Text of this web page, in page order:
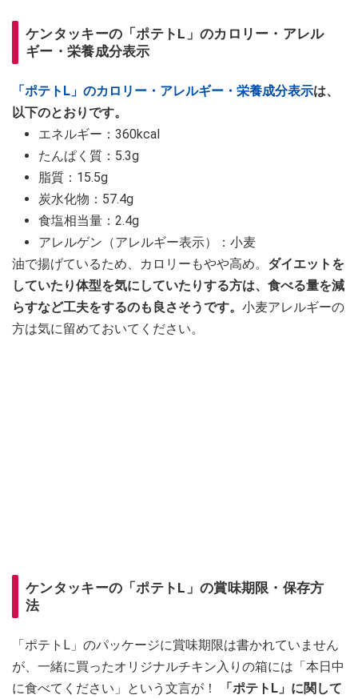
ケンタッキーの「ポテトL」のカロリー・アレル
ギー・栄養成分表示
「ポテトL」のカロリー・アレルギー・栄養成分表示は、
以下のとおりです。
エネルギー：360kcal
たんぱく質：5.3g
脂質：15.5g
炭水化物：57.4g
食塩相当量：2.4g
アレルゲン（アレルギー表示）：小麦
油で揚げているため、カロリーもやや高め。 ダイエットを
していたり体型を気にしていたりする方は、食べる量を減
らすなど工夫をするのも良さそうです。 小麦アレルギーの
方は気に留めておいてください。
ケンタッキーの「ポテトL」の賞味期限・保存方
法
「ポテトL」のパッケージに賞味期限は書かれていません
が、一緒に買ったオリジナルチキン入りの箱には「本日中
に食べてください」という文言が！
「ポテトL」に関して